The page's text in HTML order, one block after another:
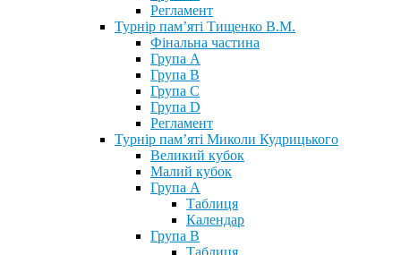
Регламент
Турнір пам’яті Тищенко В.М.
Фінальна частина
Група А
Група В
Група С
Група D
Регламент
Турнір пам’яті Миколи Кудрицького
Великий кубок
Малий кубок
Група А
Таблиця
Календар
Група В
Таблиця